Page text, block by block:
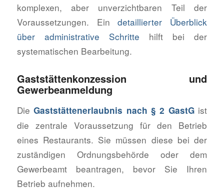
komplexen, aber unverzichtbaren Teil der
Voraussetzungen. Eindetaillierter Überblick
über administrative Schritte hilft bei der
systematischen Bearbeitung.
Gaststättenkonzession und
Gewerbeanmeldung
DieGaststättenerlaubnis nach § 2 GastGist
die zentrale Voraussetzung für den Betrieb
eines Restaurants. Sie müssen diese bei der
zuständigen Ordnungsbehörde oder dem
Gewerbeamt beantragen, bevor Sie Ihren
Betrieb aufnehmen.